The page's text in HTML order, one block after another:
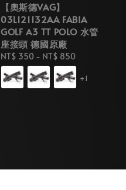
【奧斯德VAG】
03L121132AA FABIA
GOLF A3 TT POLO 水管
座接頭 德國原廠
Regular
price
NT$ 350 - NT$ 850
+1